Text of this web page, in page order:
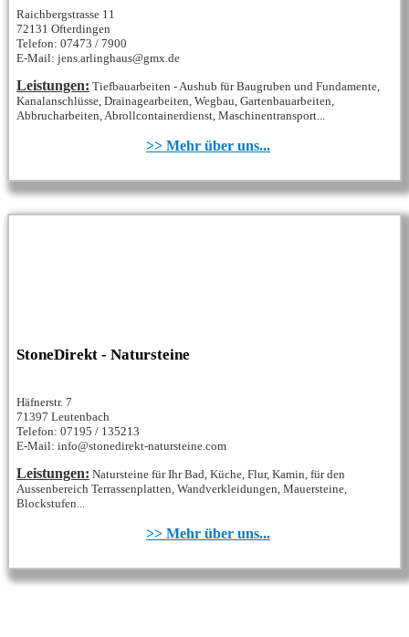
Raichbergstrasse 11
72131 Ofterdingen
Telefon: 07473 / 7900
E-Mail: jens.arlinghaus@gmx.de
Leistungen: Tiefbauarbeiten - Aushub für Baugruben und Fundamente,
Kanalanschlüsse, Drainagearbeiten, Wegbau, Gartenbauarbeiten,
Abbrucharbeiten, Abrollcontainerdienst, Maschinentransport...
>> Mehr über uns...
StoneDirekt - Natursteine
Häfnerstr. 7
71397 Leutenbach
Telefon: 07195 / 135213
E-Mail: info@stonedirekt-natursteine.com
Leistungen: Natursteine für Ihr Bad, Küche, Flur, Kamin, für den
Aussenbereich Terrassenplatten, Wandverkleidungen, Mauersteine,
Blockstufen...
>> Mehr über uns...